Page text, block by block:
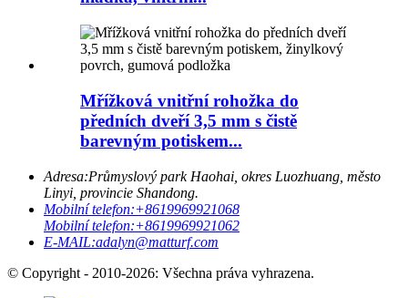
Mřížková vnitřní rohožka do
předních dveří 3,5 mm s čistě
barevným potiskem...
Adresa:Průmyslový park Haohai, okres Luozhuang, město
Linyi, provincie Shandong.
Mobilní telefon:+8619969921068
Mobilní telefon:+8619969921062
E-MAIL:adalyn@matturf.com
© Copyright - 2010-2026: Všechna práva vyhrazena.